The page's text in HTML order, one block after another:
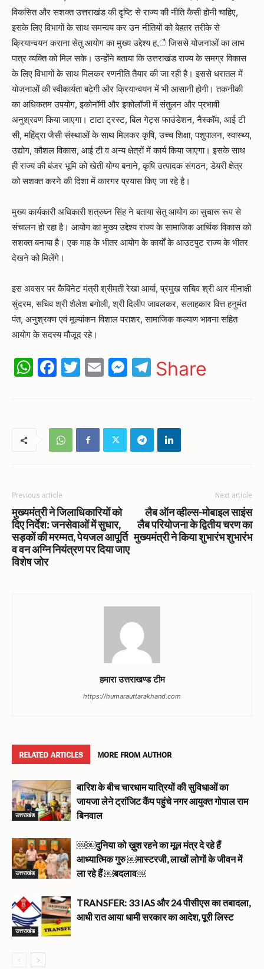
विकसित और सशक्त उत्तराखंड की दृष्टि से राज्य की नीति कैसी होनी चाहिए,
इसके लिए विभागों के साथ समन्वय कर उन नीतियों को बेहतर तरीके से
क्रियान्वयन कराना सेतु आयोग का मुख्य उद्देश्य ह,ै जिससे योजनाओं का लाभ
पात्र व्यक्ति को मिल सके। उन्होंने बताया कि उत्तराखंड राज्य के समग्र विकास
के लिए विभागों के साथ मिलकर रणनीति तैयार की जा रही है। इससे धरातल में
योजनाओं की स्वीकार्यता बढ़ेगी और क्रियान्वयन में भी आसानी होगी। तकनीकी
का अधिकतम उपयोग, इकोनॉमी और इकोलॉजी में संतुलन और प्रभावी
अनुश्रवण किया जाएगा। टाटा ट्रस्ट, बिल गेट्स फाउंडेशन, नैस्कॉम, आई टी
सी, महिंद्रा जैसी संस्थाओं के साथ मिलकर कृषि, उच्च शिक्षा, पशुपालन, स्वास्थ्य,
उद्योग, कौशल विकास, आई टी व अन्य क्षेत्रों में कार्य किया जाएगा। इसके साथ
ही राज्य की बंजर भूमि को खेती योग्य बनाने, कृषि उत्पादक संगठन, डेयरी क्षेत्र
को सशक्त करने की दिशा में कारगर प्रयास किए जा रहे है।
मुख्य कार्यकारी अधिकारी शत्रुघ्न सिंह ने बताया सेतु आयोग का सुचारू रूप से
संचालन हो रहा है। आयोग का मुख्य उद्देश्य राज्य के सामाजिक आर्थिक विकास को
सशक्त बनाया है। एक माह के भीतर आयोग के कार्यों के आउटपुट राज्य के भीतर
देखने को मिलेंगे।
इस अवसर पर कैबिनेट मंत्री श्रीमती रेखा आर्या, प्रमुख सचिव श्री आर मीनाक्षी
सुंदरम, सचिव श्री शैलेश बगोली, श्री दिलीप जावलकर, सलाहकार वित्त हनुमंत
पंत, अनुश्रवण एवं मूल्यांकन विशाल पराशर, सामाजिक कल्याण भावना सहित
आयोग के सदस्य मौजूद रहे।
WhatsApp
Facebook
Twitter
EmailMessenger
Telegram
Share
Previous article
मुख्यमंत्री ने जिलाधिकारियों को
दिए निर्देश: जनसेवाओं में सुधार,
सड़कों की मरम्मत, पेयजल आपूर्ति
व वन अग्नि नियंत्रण पर दिया जाए
विशेष जोर
Next article
लैब ऑन व्हील्स-मोबाइल साइंस
लैब परियोजना के द्वितीय चरण का
मुख्यमंत्री ने किया शुभारंभ शुभारंभ
हमारा उत्तराखण्ड टीम
https://humarauttarakhand.com
RELATED ARTICLES MORE FROM AUTHOR
उत्तराखंड
बारिश के बीच चारधाम यात्रियों की सुविधाओं का
जायजा लेने ट्रांजिट कैंप पहुंचे नगर आयुक्त गोपाल राम
बिनवाल
उत्तराखंड
￼￼दुनिया को ख़ुश रहने का मूल मंत्र दे रहे हैं
आध्यात्मिक गुरु ￼मास्टरजी, लाखों लोगों के जीवन में
ला रहे हैं ￼बदलाव￼
उत्तराखंड
TRANSFER: 33 IAS और 24 पीसीएस का तबादला,
आधी रात आया धामी सरकार का आदेश, पूरी लिस्ट